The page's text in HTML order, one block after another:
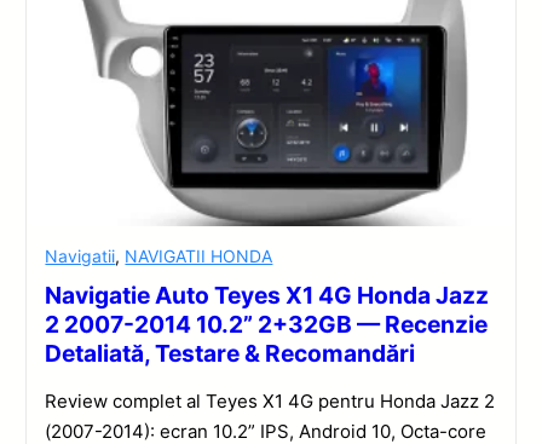
Navigatii, NAVIGATII HONDA
Navigatie Auto Teyes X1 4G Honda Jazz
2 2007-2014 10.2” 2+32GB — Recenzie
Detaliată, Testare & Recomandări
Review complet al Teyes X1 4G pentru Honda Jazz 2
(2007-2014): ecran 10.2” IPS, Android 10, Octa-core